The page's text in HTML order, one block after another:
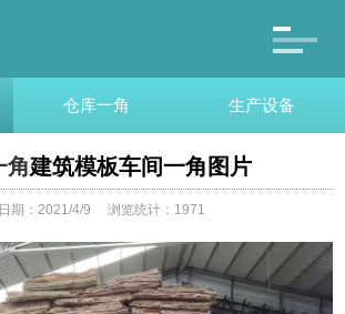
仓库一角 生产设备
角建筑模板车间一角图片
期：2021/4/9 浏览统计：1971